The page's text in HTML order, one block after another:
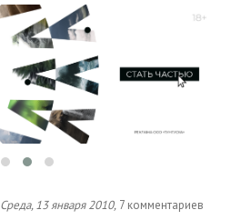
Среда, 13 января 2010, 7 комментариев